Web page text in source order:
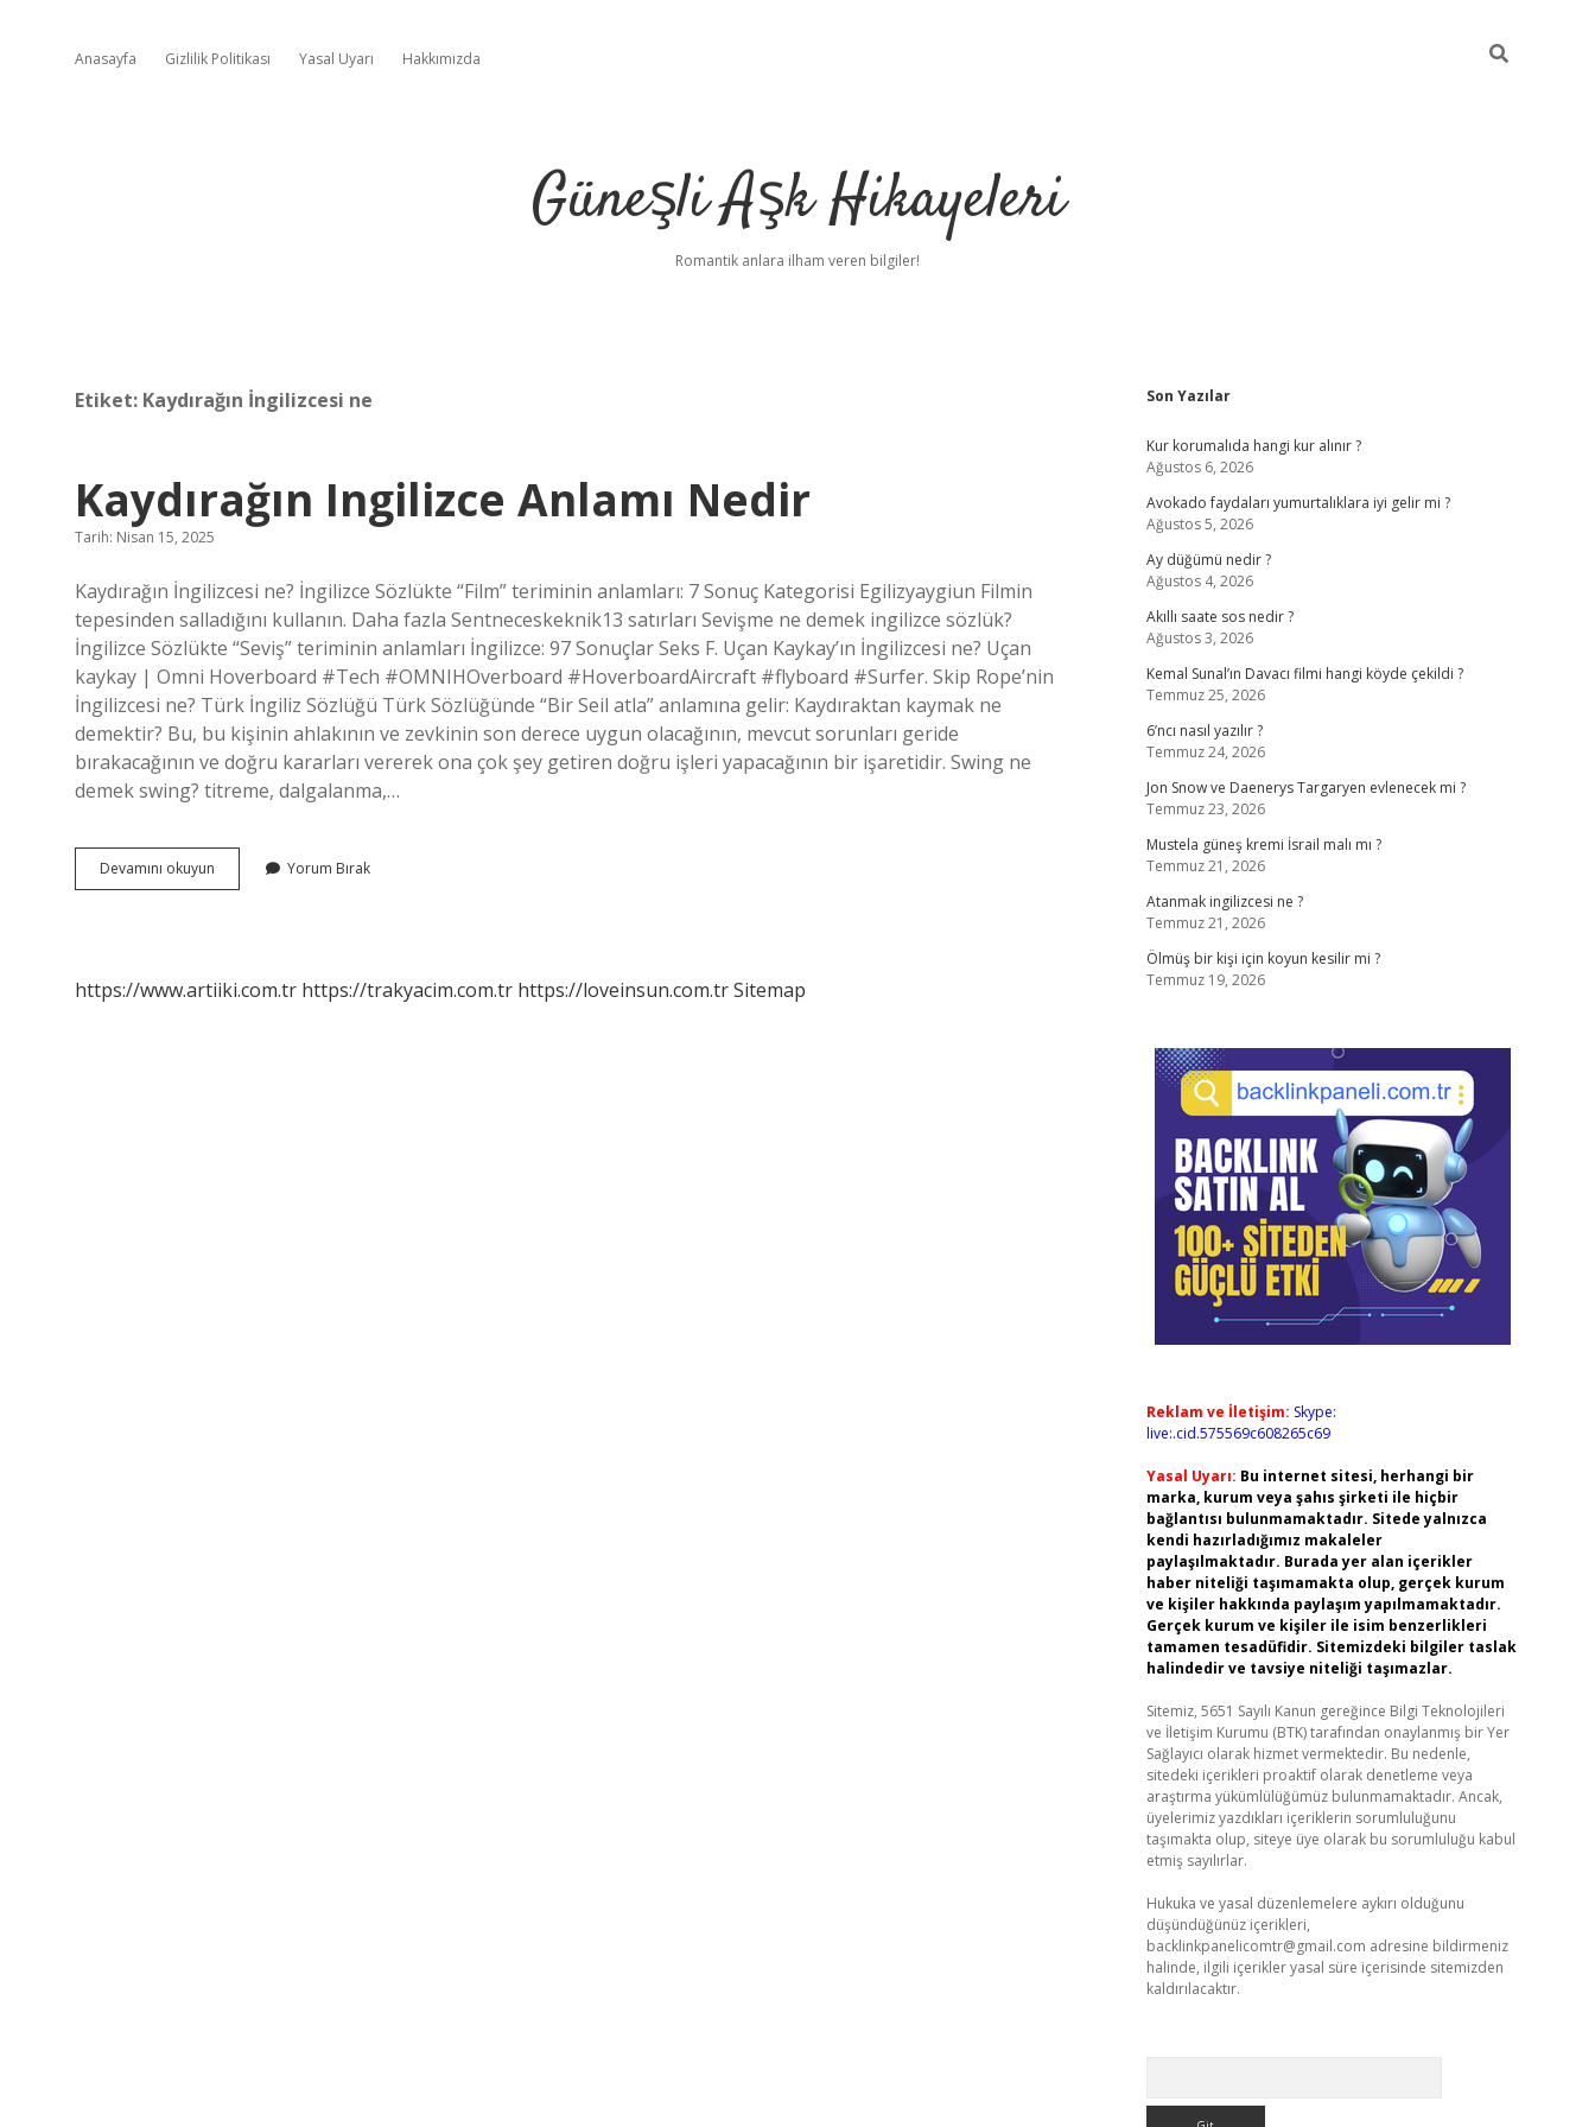
Anasayfa Gizlilik Politikası Yasal Uyarı Hakkımızda
Güneşli Aşk Hikayeleri
Romantik anlara ilham veren bilgiler!
Etiket: Kaydırağın İngilizcesi ne
Kaydırağın Ingilizce Anlamı Nedir
Tarih: Nisan 15, 2025
Kaydırağın İngilizcesi ne? İngilizce Sözlükte “Film” teriminin anlamları: 7 Sonuç Kategorisi Egilizyaygiun Filmin
tepesinden salladığını kullanın. Daha fazla Sentneceskeknik13 satırları Sevişme ne demek ingilizce sözlük?
İngilizce Sözlükte “Seviş” teriminin anlamları İngilizce: 97 Sonuçlar Seks F. Uçan Kaykay’ın İngilizcesi ne? Uçan
kaykay | Omni Hoverboard #Tech #OMNIHOverboard #HoverboardAircraft #flyboard #Surfer. Skip Rope’nin
İngilizcesi ne? Türk İngiliz Sözlüğü Türk Sözlüğünde “Bir Seil atla” anlamına gelir: Kaydıraktan kaymak ne
demektir? Bu, bu kişinin ahlakının ve zevkinin son derece uygun olacağının, mevcut sorunları geride
bırakacağının ve doğru kararları vererek ona çok şey getiren doğru işleri yapacağının bir işaretidir. Swing ne
demek swing? titreme, dalgalanma,…
Devamını okuyun Kaydırağın
Ingilizce
Yorum Bırak
https://www.artiiki.com.tr https://trakyacim.com.tr https://loveinsun.com.trSitemap
Sidebar
Son Yazılar
Kur korumalıda hangi kur alınır ?
Ağustos 6, 2026
Avokado faydaları yumurtalıklara iyi gelir mi ?
Ağustos 5, 2026
Ay düğümü nedir ?
Ağustos 4, 2026
Akıllı saate sos nedir ?
Ağustos 3, 2026
Kemal Sunal’ın Davacı filmi hangi köyde çekildi ?
Temmuz 25, 2026
6’ncı nasıl yazılır ?
Temmuz 24, 2026
Jon Snow ve Daenerys Targaryen evlenecek mi ?
Temmuz 23, 2026
Mustela güneş kremi İsrail malı mı ?
Temmuz 21, 2026
Atanmak ingilizcesi ne ?
Temmuz 21, 2026
Ölmüş bir kişi için koyun kesilir mi ?
Temmuz 19, 2026
Reklam ve İletişim: Skype:
live:.cid.575569c608265c69
Yasal Uyarı: Bu internet sitesi, herhangi bir
marka, kurum veya şahıs şirketi ile hiçbir
bağlantısı bulunmamaktadır. Sitede yalnızca
kendi hazırladığımız makaleler
paylaşılmaktadır. Burada yer alan içerikler
haber niteliği taşımamakta olup, gerçek kurum
ve kişiler hakkında paylaşım yapılmamaktadır.
Gerçek kurum ve kişiler ile isim benzerlikleri
tamamen tesadüfidir. Sitemizdeki bilgiler taslak
halindedir ve tavsiye niteliği taşımazlar.
Sitemiz, 5651 Sayılı Kanun gereğince Bilgi Teknolojileri
ve İletişim Kurumu (BTK) tarafından onaylanmış bir Yer
Sağlayıcı olarak hizmet vermektedir. Bu nedenle,
sitedeki içerikleri proaktif olarak denetleme veya
araştırma yükümlülüğümüz bulunmamaktadır. Ancak,
üyelerimiz yazdıkları içeriklerin sorumluluğunu
taşımakta olup, siteye üye olarak bu sorumluluğu kabul
etmiş sayılırlar.
Hukuka ve yasal düzenlemelere aykırı olduğunu
düşündüğünüz içerikleri,
backlinkpanelicomtr@gmail.com adresine bildirmeniz
halinde, ilgili içerikler yasal süre içerisinde sitemizden
kaldırılacaktır.
betci